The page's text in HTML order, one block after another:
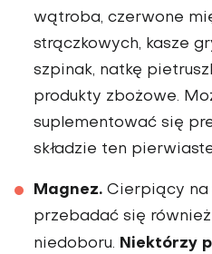
wątroba, czerwone
strączkowych, kasze
szpinak, natkę
produkty zbożowe.
suplementować się
składzie ten
Magnez. Cierpiący na
przebadać się
niedoboru. Niektórzy